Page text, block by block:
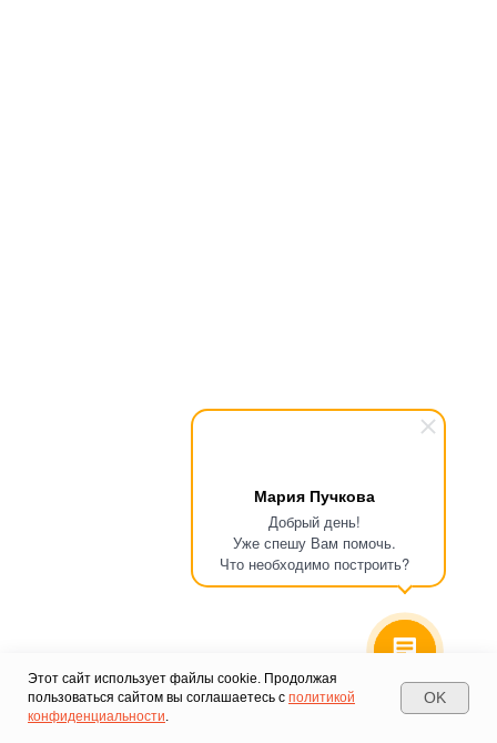
Мария Пучкова
Добрый день!
Уже спешу Вам помочь.
Что необходимо построить?
Этот сайт использует файлы cookie. Продолжая
пользоваться сайтом вы соглашаетесь с политикой
конфиденциальности.
OK